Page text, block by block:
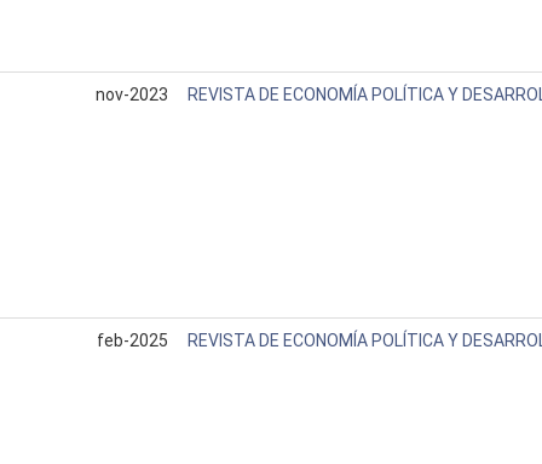
nov-2023 REVISTA DE ECONOMÍA POLÍTICA Y
feb-2025 REVISTA DE ECONOMÍA POLÍTICA Y